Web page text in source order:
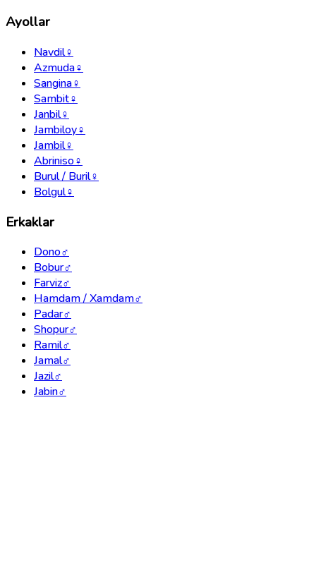
Ayollar
Navdil♀
Azmuda♀
Sangina♀
Sambit♀
Janbil♀
Jambiloy♀
Jambil♀
Abriniso♀
Burul / Buril♀
Bolgul♀
Erkaklar
Dono♂
Bobur♂
Farviz♂
Hamdam / Xamdam♂
Padar♂
Shopur♂
Ramil♂
Jamal♂
Jazil♂
Jabin♂